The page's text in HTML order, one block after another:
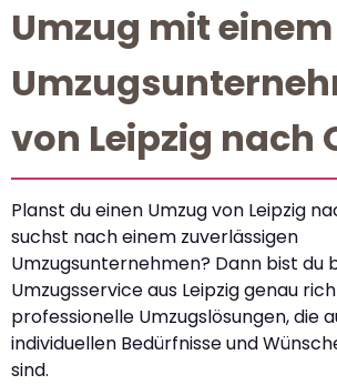
Umzug mit einem
von Leipzig nach
Planst du einen Umzug von Leipzig
suchst nach einem zuverlässigen
Umzugsunternehmen? Dann bist du
Umzugsservice aus Leipzig genau
professionelle Umzugslösungen, die
individuellen Bedürfnisse und
sind.